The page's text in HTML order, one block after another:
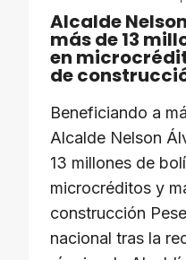
Alcalde
más de 13
en
de
Beneficiando a
Alcalde Nelson
13 millones de
microcréditos y
construcción
nacional tras la